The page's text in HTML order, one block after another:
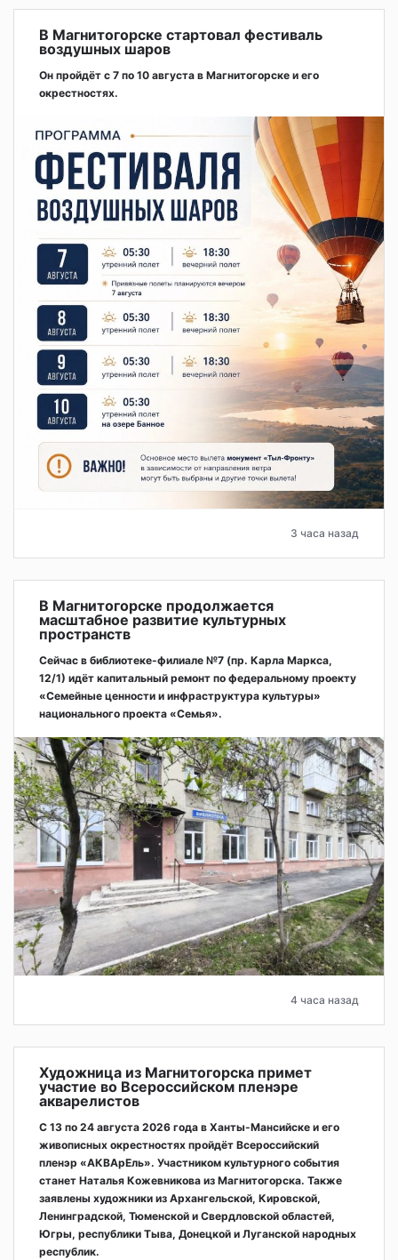
В Магнитогорске стартовал фестиваль
воздушных шаров
Он пройдёт с 7 по 10 августа в Магнитогорске и его
окрестностях.
3 часа назад
В Магнитогорске продолжается
масштабное развитие культурных
пространств
Сейчас в библиотеке-филиале №7 (пр. Карла Маркса,
12/1) идёт капитальный ремонт по федеральному проекту
«Семейные ценности и инфраструктура культуры»
национального проекта «Семья».
4 часа назад
Художница из Магнитогорска примет
участие во Всероссийском пленэре
акварелистов
С 13 по 24 августа 2026 года в Ханты-Мансийске и его
живописных окрестностях пройдёт Всероссийский
пленэр «АКВАрЕль». Участником культурного события
станет Наталья Кожевникова из Магнитогорска. Также
заявлены художники из Архангельской, Кировской,
Ленинградской, Тюменской и Свердловской областей,
Югры, республики Тыва, Донецкой и Луганской народных
республик.